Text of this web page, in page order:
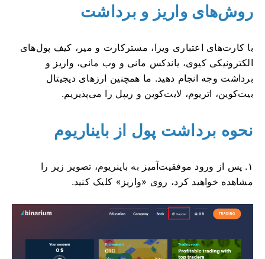
روش‌های واریز و برداشت
با کارت‌های اعتباری ویزا، مسترکارت و میر، کیف پول‌های
الکترونیکی کیوی، یاندکس مانی و وب مانی، واریز و
برداشت وجه انجام دهید. ما همچنین ارزهای دیجیتال
بیت‌کوین، اتریوم، لایت‌کوین و ریپل را می‌پذیریم.
نحوه برداشت پول از بایناریوم
۱. پس از ورود موفقیت‌آمیز به باینریوم، تصویر زیر را
مشاهده خواهید کرد، روی «واریز» کلیک کنید.